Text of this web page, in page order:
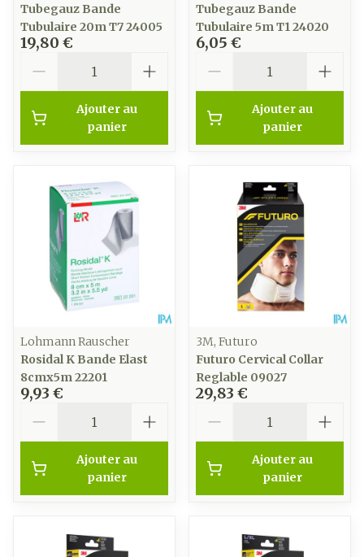
Tubegauz Bande
Tubulaire 20m T7 24005
19,80 €
Ajouter au
panier
Tubegauz Bande
Tubulaire 5m T1 24020
6,05 €
Ajouter au
panier
Lohmann Rauscher
Rosidal K Bande Elast
8cmx5m 22201
9,93 €
Ajouter au
panier
3M, Futuro
Futuro Cervical Collar
Reglable 09027
29,83 €
Ajouter au
panier